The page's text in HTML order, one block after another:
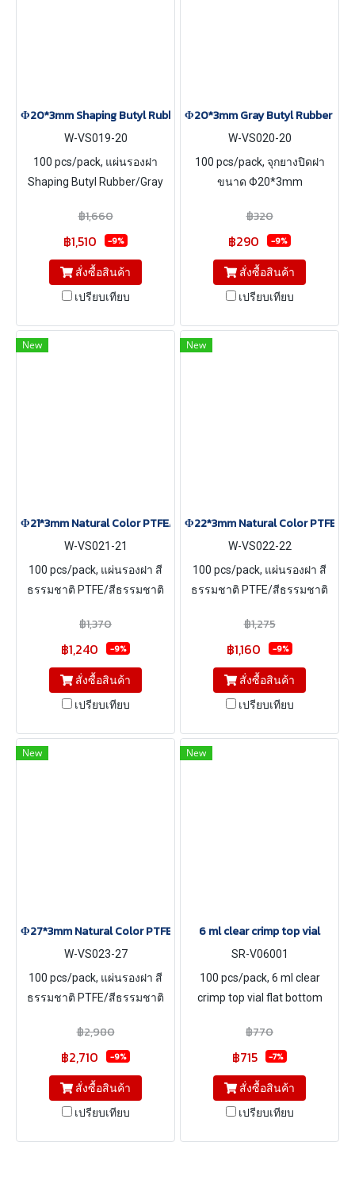
Φ20*3mm Shaping Butyl Rubber/Gray PTFE Septa (Hardness
W-VS019-20
100 pcs/pack, แผ่นรองฝา
Shaping Butyl Rubber/Gray
50°)ขนาด Φ20*3mm
฿1,660
฿1,510 -9%
สั่งซื้อสินค้า
เปรียบเทียบ
Φ20*3mm Gray Butyl Rubber
W-VS020-20
100 pcs/pack, จุกยางปิดฝา
ขนาด Φ20*3mm
฿320
฿290 -9%
สั่งซื้อสินค้า
เปรียบเทียบ
New
Φ21*3mm Natural Color PTFE/Natural Color Silicone Septa, 100
W-VS021-21
100 pcs/pack, แผ่นรองฝา สี
ธรรมชาติ PTFE/สีธรรมชาติ
฿1,370
฿1,240 -9%
สั่งซื้อสินค้า
เปรียบเทียบ
New
Φ22*3mm Natural Color PTFE/
W-VS022-22
100 pcs/pack, แผ่นรองฝา สี
ธรรมชาติ PTFE/สีธรรมชาติ
฿1,275
฿1,160 -9%
สั่งซื้อสินค้า
เปรียบเทียบ
New
Φ27*3mm Natural Color PTFE/Natural Color Silicone Septa, 100
W-VS023-27
100 pcs/pack, แผ่นรองฝา สี
ธรรมชาติ PTFE/สีธรรมชาติ
฿2,980
฿2,710 -9%
สั่งซื้อสินค้า
เปรียบเทียบ
New
6 ml clear crimp top vial
SR-V06001
100 pcs/pack, 6 ml clear
crimp top vial flat bottom
22*39.5 mm
฿770
฿715 -7%
สั่งซื้อสินค้า
เปรียบเทียบ